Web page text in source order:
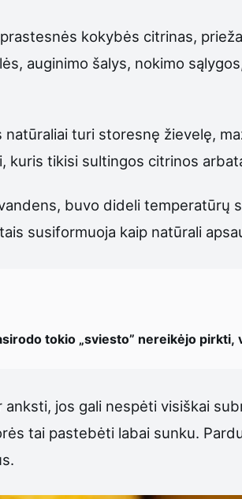
kokybės citrinas,
auginimo šalys, nokimo
turi storesnę žievelę,
tikisi sultingos citrinos
buvo dideli temperatūrų
susiformuoja kaip natūrali
tokio „sviesto” nereikėjo
jos gali nespėti visiškai
tai pastebėti labai sunku.